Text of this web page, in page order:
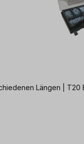
Längen | T20